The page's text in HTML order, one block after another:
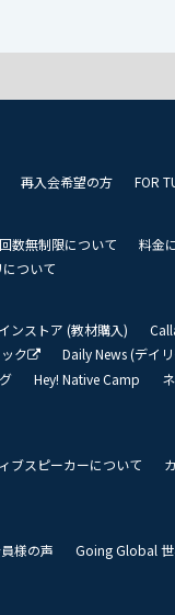
再入会希望の方 FOR
数無制限について 料金
ついて
ンストア (教材購入)
ク Daily News (デイ
Hey! Native Camp
ブスピーカーについて
様の声 Going Global